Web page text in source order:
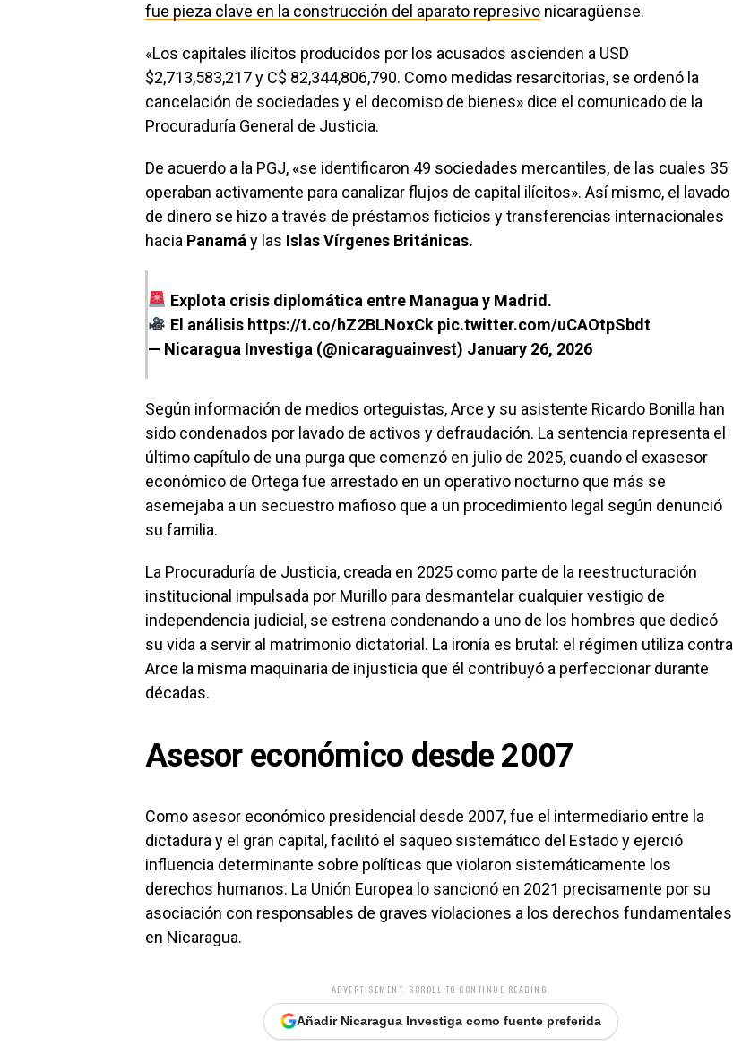
fue pieza clave en la construcción del aparato represivo nicaragüense.
«Los capitales ilícitos producidos por los acusados ascienden a USD
$2,713,583,217 y C$ 82,344,806,790. Como medidas resarcitorias, se ordenó la
cancelación de sociedades y el decomiso de bienes» dice el comunicado de la
Procuraduría General de Justicia.
De acuerdo a la PGJ, «se identificaron 49 sociedades mercantiles, de las cuales 35
operaban activamente para canalizar flujos de capital ilícitos». Así mismo, el lavado
de dinero se hizo a través de préstamos ficticios y transferencias internacionales
hacia Panamá y las Islas Vírgenes Británicas.
Explota crisis diplomática entre Managua y Madrid.
El análisis https://t.co/hZ2BLNoxCk pic.twitter.com/uCAOtpSbdt
— Nicaragua Investiga (@nicaraguainvest) January 26, 2026
Según información de medios orteguistas, Arce y su asistente Ricardo Bonilla han
sido condenados por lavado de activos y defraudación. La sentencia representa el
último capítulo de una purga que comenzó en julio de 2025, cuando el exasesor
económico de Ortega fue arrestado en un operativo nocturno que más se
asemejaba a un secuestro mafioso que a un procedimiento legal según denunció
su familia.
La Procuraduría de Justicia, creada en 2025 como parte de la reestructuración
institucional impulsada por Murillo para desmantelar cualquier vestigio de
independencia judicial, se estrena condenando a uno de los hombres que dedicó
su vida a servir al matrimonio dictatorial. La ironía es brutal: el régimen utiliza contra
Arce la misma maquinaria de injusticia que él contribuyó a perfeccionar durante
décadas.
Asesor económico desde 2007
Como asesor económico presidencial desde 2007, fue el intermediario entre la
dictadura y el gran capital, facilitó el saqueo sistemático del Estado y ejerció
influencia determinante sobre políticas que violaron sistemáticamente los
derechos humanos. La Unión Europea lo sancionó en 2021 precisamente por su
asociación con responsables de graves violaciones a los derechos fundamentales
en Nicaragua.
ADVERTISEMENT. SCROLL TO CONTINUE READING.
Añadir Nicaragua Investiga como fuente preferida